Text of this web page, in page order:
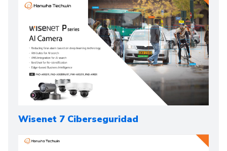
Wisenet 7 Ciberseguridad